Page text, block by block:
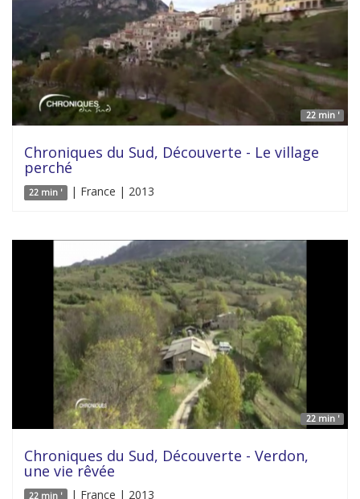
22 min '
Chroniques du Sud, Découverte - Le village
perché
22 min ' | France | 2013
22 min '
Chroniques du Sud, Découverte - Verdon,
une vie rêvée
22 min ' | France | 2013